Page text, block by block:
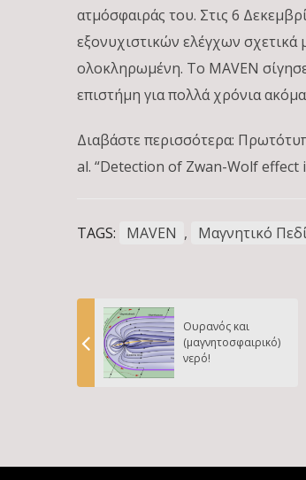
ατμόσφαιράς του. Στις 6
εξονυχιστικών ελέγχων
ολοκληρωμένη. Το MAVEN
επιστήμη για πολλά χρόνια
Διαβάστε περισσότερα:
al. “Detection of Zwan-Wolf
TAGS: MAVEN , Μαγνητικό
Ουρανός και
(μαγνητοσφαιρικό)
νερό!